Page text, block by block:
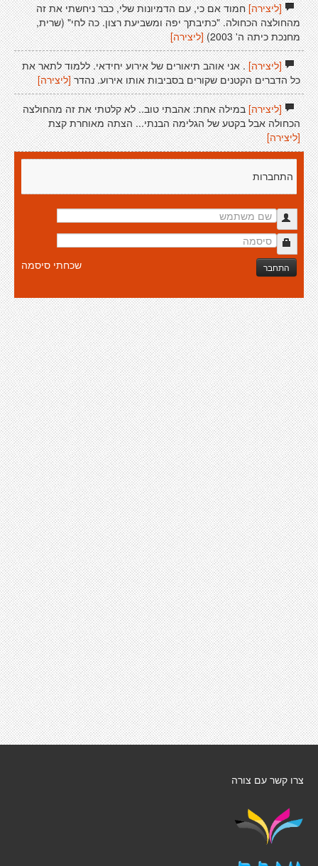
[ליצירה]חמוד אם כי, עם הדמיונות שלי, כבר ניחשתי את זה
מהחולצה הכחולה. "כתיבתך יפה ומשביעת רצון. כה לחי" (שרית,
מחנכת כיתה ה' 2003)
[ליצירה]
[ליצירה]. אני אוהב תיאורים של אירוע יחידאי. ללמוד לתאר את
כל הדברים הקטנים שקורים בסביבות אותו אירוע. נהדר [ליצירה]
[ליצירה]במילה אחת: אהבתי טוב.. לא קלטתי את זה מהחולצה
הכחולה אבל בקטע של הגלימה הבנתי... הצתה מאוחרת קצת
[ליצירה]
התחברות
התחבר שכחתי סיסמה
צרו קשר עם צורה